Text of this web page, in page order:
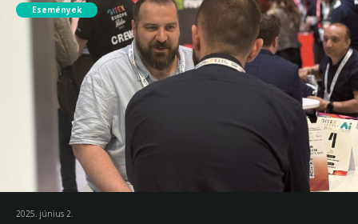
Események
2025. június 2.